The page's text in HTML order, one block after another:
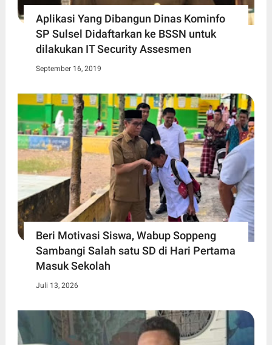
Aplikasi Yang Dibangun Dinas Kominfo
SP Sulsel Didaftarkan ke BSSN untuk
dilakukan IT Security Assesmen
September 16, 2019
Beri Motivasi Siswa, Wabup Soppeng
Sambangi Salah satu SD di Hari Pertama
Masuk Sekolah
Juli 13, 2026